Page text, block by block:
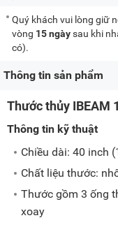
Quý khách vui lòng giữ
vòng 15 ngàysau khi
có).
Thông tin sản phẩm
Thước thủy IBEAM
Thông tin kỹ thuật
Chiều dài: 40 inch
Chất liệu thước:
Thước gồm 3 ống
xoay